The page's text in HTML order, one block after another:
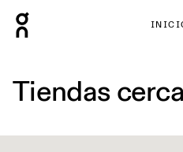
Tiendas